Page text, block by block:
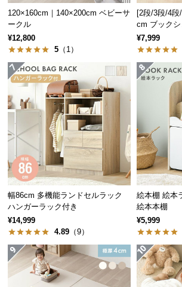
設
サ
ー
ビ
ス
に
つ
て
搬
入
経
路
に
つ
て
120×160cm｜140×200cm ベビーサ
ークル
¥12,800
5 （1）
[2段/3段/4段/5段] 回転 絵
cm ブック
¥7,999
幅86cm 多機能ランドセルラック
ハンガーラック付き
¥14,999
4.89 （9）
絵本棚 絵本
絵本本棚
¥5,999